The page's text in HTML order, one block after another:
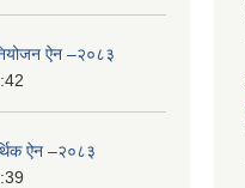
ऐन –२०८३
ऐन –२०८३